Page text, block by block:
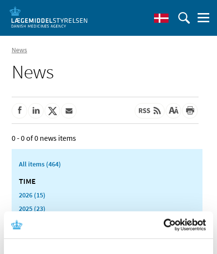
News
News
0 - 0 of 0 news items
All items (464)
TIME
2026 (15)
2025 (23)
2024 (26)